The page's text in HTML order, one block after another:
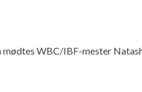
mødtes WBC/IBF-mester